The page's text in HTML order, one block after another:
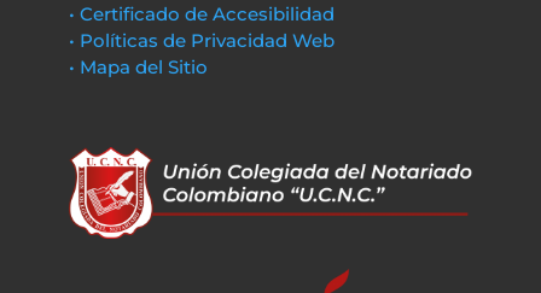
• Certificado de Accesibilidad
• Políticas de Privacidad Web
• Mapa del Sitio